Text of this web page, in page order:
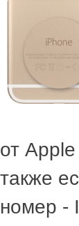
от
также
номер -